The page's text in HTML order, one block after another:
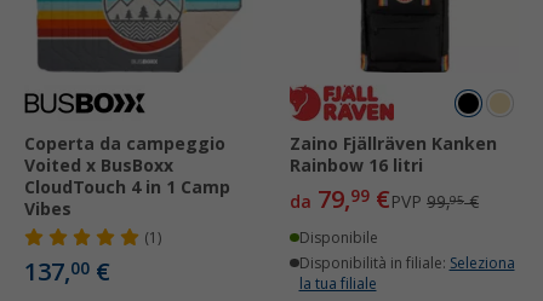
Coperta da campeggio
Voited x BusBoxx
CloudTouch 4 in 1 Camp
Vibes
(1)
137,00 €
Zaino Fjällräven Kanken
Rainbow 16 litri
da 79,99 €PVP 99,95€
Disponibile
Disponibilità in filiale: Seleziona
la tua filiale